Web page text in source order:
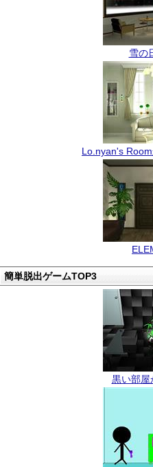
雪の
Lo.nyan's
簡単脱出ゲームTOP3
黒い部屋